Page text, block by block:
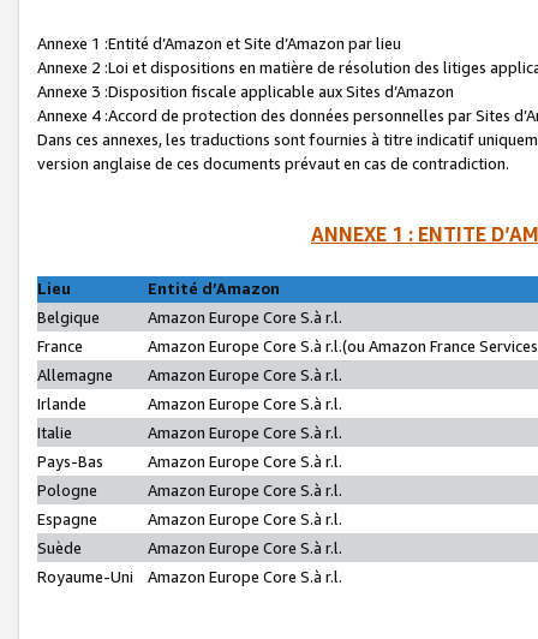
Annexe 1 :Entité d’Amazon et Site d’Amazon par lieu
Annexe 2 :Loi et dispositions en matière de résolution des litiges
Annexe 3 :Disposition fiscale applicable aux Sites d’Amazon
Annexe 4 :Accord de protection des données personnelles par Sites
Dans ces annexes, les traductions sont fournies à titre indicatif
version anglaise de ces documents prévaut en cas de contradiction.
ANNEXE 1 : ENTITE
Lieu
Entité d’Amazon
Belgique
Amazon Europe Core S.à r.l.
France
Amazon Europe Core S.à r.l.(ou Amazon France
Allemagne
Amazon Europe Core S.à r.l.
Irlande
Amazon Europe Core S.à r.l.
Italie
Amazon Europe Core S.à r.l.
Pays-Bas
Amazon Europe Core S.à r.l.
Pologne
Amazon Europe Core S.à r.l.
Espagne
Amazon Europe Core S.à r.l.
Suède
Amazon Europe Core S.à r.l.
Royaume-Uni
Amazon Europe Core S.à r.l.